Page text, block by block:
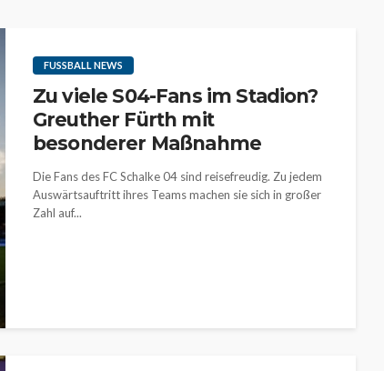
FUSSBALL NEWS
Zu viele S04-Fans im Stadion?
Greuther Fürth mit
besonderer Maßnahme
Die Fans des FC Schalke 04 sind reisefreudig. Zu jedem
Auswärtsauftritt ihres Teams machen sie sich in großer
Zahl auf...